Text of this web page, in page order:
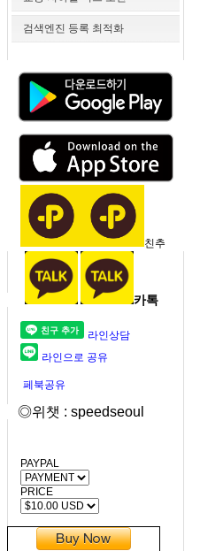
검색엔진 등록 최적화
친추
카톡
라인상담
라인으로 공유
페북공유
◎위챗 : speedseoul
PAYPAL
PRICE